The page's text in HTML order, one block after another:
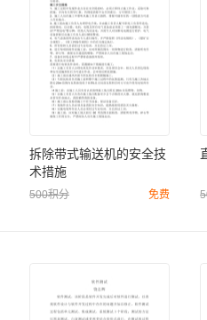
拆除带式输送机的安全技
术措施
免费
500积分